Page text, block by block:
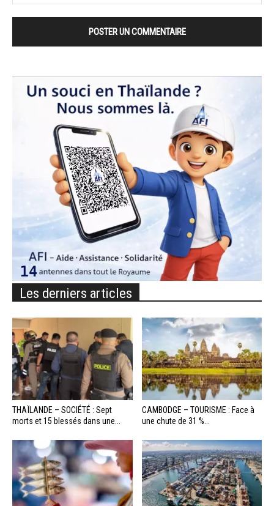
Les derniers articles
THAÏLANDE – SOCIÉTÉ : Sept
morts et 15 blessés dans une...
CAMBODGE – TOURISME : Face à
une chute de 31 %...